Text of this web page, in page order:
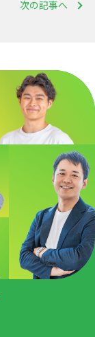
次の記事へ